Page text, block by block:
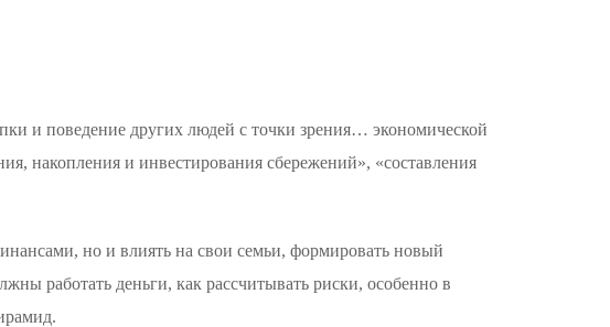
и поведение других людей с точки зрения… экономической
накопления и инвестирования сбережений», «составления
но и влиять на свои семьи, формировать новый
работать деньги, как рассчитывать риски, особенно в